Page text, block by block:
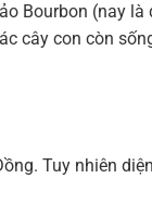
Bourbon (nay
cây con còn
Tuy nhiên